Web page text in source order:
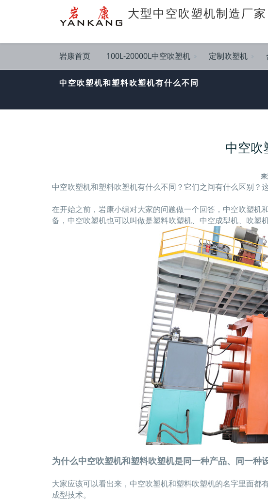
大型中空吹塑机制造厂家
岩康首页 100L-20000L中空吹塑机 定制吹塑机
中空吹塑机和塑料吹塑机有什么不同
中空吹
来
中空吹塑机和塑料吹塑机有什么不同？它们之间有什么区别？
在开始之前，岩康小编对大家的问题做一个回答，中空吹塑机
备，中空吹塑机也可以叫做是塑料吹塑机、中空成型机、吹塑
为什么中空吹塑机和塑料吹塑机是同一种产品、同一种
大家应该可以看出来，中空吹塑机和塑料吹塑机的名字里面都
成型技术。